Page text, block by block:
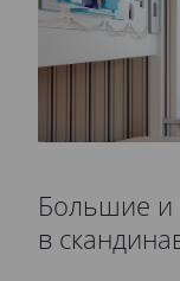
Большие и
в